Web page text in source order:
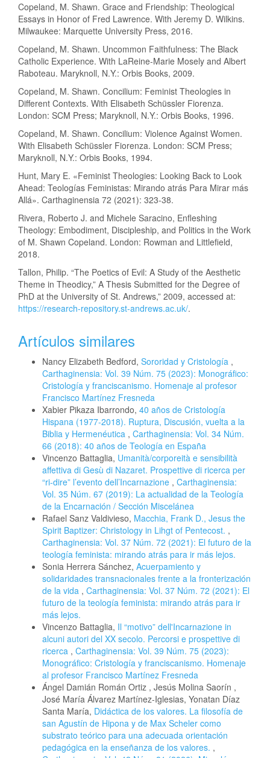
Copeland, M. Shawn. Grace and Friendship: Theological
Essays in Honor of Fred Lawrence. With Jeremy D. Wilkins.
Milwaukee: Marquette University Press, 2016.
Copeland, M. Shawn. Uncommon Faithfulness: The Black
Catholic Experience. With LaReine-Marie Mosely and Albert
Raboteau. Maryknoll, N.Y.: Orbis Books, 2009.
Copeland, M. Shawn. Concilium: Feminist Theologies in
Different Contexts. With Elisabeth Schüssler Fiorenza.
London: SCM Press; Maryknoll, N.Y.: Orbis Books, 1996.
Copeland, M. Shawn. Concilium: Violence Against Women.
With Elisabeth Schüssler Fiorenza. London: SCM Press;
Maryknoll, N.Y.: Orbis Books, 1994.
Hunt, Mary E. «Feminist Theologies: Looking Back to Look
Ahead: Teologías Feministas: Mirando atrás Para Mirar más
Allá». Carthaginensia 72 (2021): 323-38.
Rivera, Roberto J. and Michele Saracino, Enfleshing
Theology: Embodiment, Discipleship, and Politics in the Work
of M. Shawn Copeland. London: Rowman and Littlefield,
2018.
Tallon, Philip. “The Poetics of Evil: A Study of the Aesthetic
Theme in Theodicy,” A Thesis Submitted for the Degree of
PhD at the University of St. Andrews,” 2009, accessed at:
https://research-repository.st-andrews.ac.uk/.
Artículos similares
Nancy Elizabeth Bedford, Sororidad y Cristología ,
Carthaginensia: Vol. 39 Núm. 75 (2023): Monográfico:
Cristología y franciscanismo. Homenaje al profesor
Francisco Martínez Fresneda
Xabier Pikaza Ibarrondo, 40 años de Cristología
Hispana (1977-2018). Ruptura, Discusión, vuelta a la
Biblia y Hermenéutica , Carthaginensia: Vol. 34 Núm.
66 (2018): 40 años de Teología en España
Vincenzo Battaglia, Umanità/corporeità e sensibilità
affettiva di Gesù di Nazaret. Prospettive di ricerca per
“ri-dire” l’evento dell’Incarnazione , Carthaginensia:
Vol. 35 Núm. 67 (2019): La actualidad de la Teología
de la Encarnación / Sección Miscelánea
Rafael Sanz Valdivieso, Macchia, Frank D., Jesus the
Spirit Baptizer: Christology in Lihgt of Pentecost. ,
Carthaginensia: Vol. 37 Núm. 72 (2021): El futuro de la
teología feminista: mirando atrás para ir más lejos.
Sonia Herrera Sánchez, Acuerpamiento y
solidaridades transnacionales frente a la fronterización
de la vida , Carthaginensia: Vol. 37 Núm. 72 (2021): El
futuro de la teología feminista: mirando atrás para ir
más lejos.
Vincenzo Battaglia, Il “motivo” dell'Incarnazione in
alcuni autori del XX secolo. Percorsi e prospettive di
ricerca , Carthaginensia: Vol. 39 Núm. 75 (2023):
Monográfico: Cristología y franciscanismo. Homenaje
al profesor Francisco Martínez Fresneda
Ángel Damián Román Ortiz , Jesús Molina Saorín ,
José María Álvarez Martínez-Iglesias, Yonatan Díaz
Santa María, Didáctica de los valores. La filosofía de
san Agustín de Hipona y de Max Scheler como
substrato teórico para una adecuada orientación
pedagógica en la enseñanza de los valores. ,